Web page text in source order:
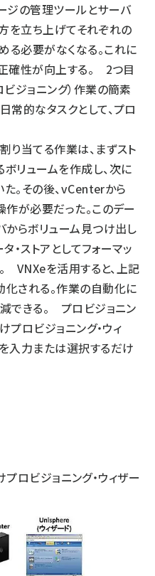
ジの管理ツールとサーバ
を立ち上げてそれぞれの
必要がなくなる。これに
確性が向上する。 2つ目
ビジョニング）作業の簡素
的なタスクとして、プロ
り当てる作業は、まずスト
リュームを作成し、次に
。その後、vCenterから
作が必要だった。このデー
からボリューム見つけ出し
・ストアとしてフォーマッ
VNXeを活用すると、上記
される。作業の自動化に
できる。 プロビジョニン
プロビジョニング・ウィ
入力または選択するだけ
ロビジョニング・ウィザー